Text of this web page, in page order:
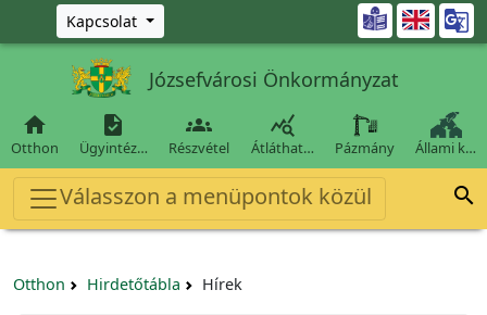
Ugrás a fő tartalomra
Kapcsolat 
Józsefvárosi Önkormányzat

Otthon

Ügyintéz…

Részvétel

Átláthat… Pázmány Állami k…
Válasszon a menüpontok közül 
Otthon Hirdetőtábla Hírek